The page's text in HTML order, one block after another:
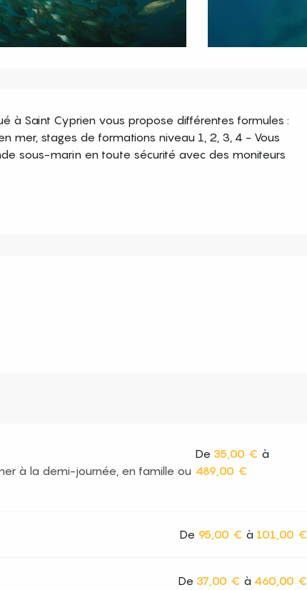
à Saint Cyprien vous propose différentes formules :
mer, stages de formations niveau 1, 2, 3, 4 - Vous
sous-marin en toute sécurité avec des moniteurs
à la demi-journée, en famille ou
De 35,00 € à
489,00 €
De 95,00 € à 101,00 €
De 37,00 € à 460,00 €